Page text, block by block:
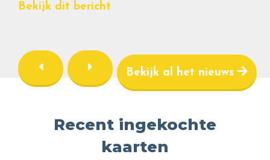
Bekijk dit bericht
Bekijk al het nieuws
Recent ingekochte
kaarten